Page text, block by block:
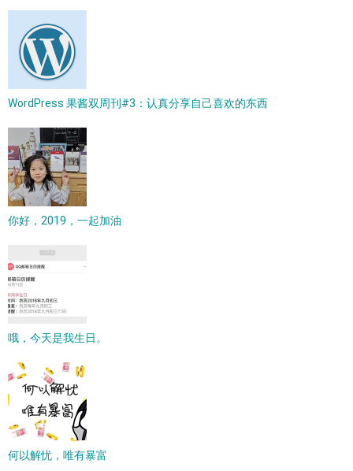
WordPress 果酱双周刊#3：认真分享自己喜欢的东西
你好，2019，一起加油
哦，今天是我生日。
何以解忧，唯有暴富